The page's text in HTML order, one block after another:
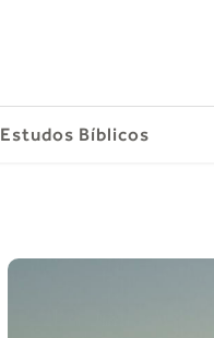
Estudos Bíblicos